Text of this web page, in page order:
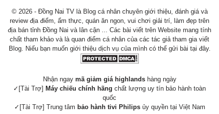
© 2026 - Đồng Nai TV là Blog cá nhân chuyên giới thiệu, đánh giá và
review địa điểm, ẩm thực, quán ăn ngon, vui chơi giải trí, làm đẹp trên
địa bán tỉnh Đồng Nai và lân cận ... Các bài viết trên Website mang tính
chất tham khảo và là quan điểm cá nhân của các tác giả tham gia viết
Blog. Niếu bạn muốn giới thiệu dịch vụ của mình có thể gửi bài tại đây.
Nhận ngay mã giảm giá highlandshàng ngày
✓[Tài Trợ] Máy chiếu chính hãng chất lượng uy tín bảo hành toàn
quốc
✓[Tài Trợ] Trung tâm bảo hành tivi Philipsủy quyền tại Việt Nam